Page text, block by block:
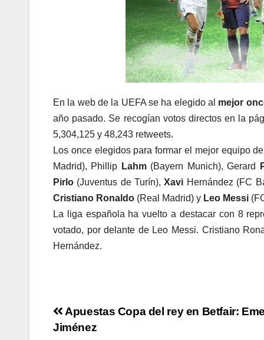
En la web de la UEFA se ha elegido al mejor
año pasado. Se recogían votos directos en la
5,304,125 y 48,243 retweets.
Los once elegidos para formar el mejor equipo
Madrid), Phillip Lahm (Bayern Munich), Gerard
Pirlo (Juventus de Turín),Xavi Hernández (FC
Cristiano Ronaldo (Real Madrid) y Leo Messi
La liga española ha vuelto a destacar con 8
votado, por delante de Leo Messi. Cristiano
Hernández.
Navegación
Apuestas Copa del rey en Betfair:
Jiménez